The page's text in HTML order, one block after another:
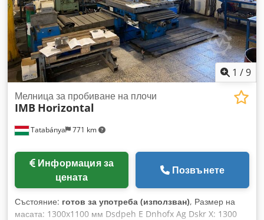
1 /9
Tatabánya 771 km
Мелница за пробиване на плочи
IMB Horizontal
Информация за
цената
Позвънете
Състояние: готов за употреба (използван), Размер на
масата: 1300x1100 мм Dsdpeh E Dnhofx Ag Dskr X: 1300